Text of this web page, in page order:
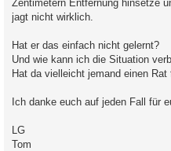
Zentimetern Entfernung hinsetze
jagt nicht wirklich.
Hat er das einfach nicht gelernt?
Und wie kann ich die Situation
Hat da vielleicht jemand einen Rat
Ich danke euch auf jeden Fall für
LG
Tom